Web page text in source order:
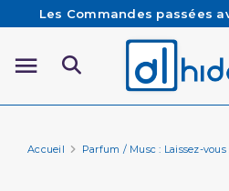
Les Commandes passées
sont préparées et
Besoin d'aide ?
Livraison offerte à
Accueil Parfum / Musc : Laissez-